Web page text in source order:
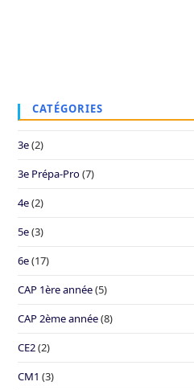
CATÉGORIES
3e(2)
3e Prépa-Pro(7)
4e(2)
5e(3)
6e(17)
CAP 1ère année(5)
CAP 2ème année(8)
CE2(2)
CM1 (3)